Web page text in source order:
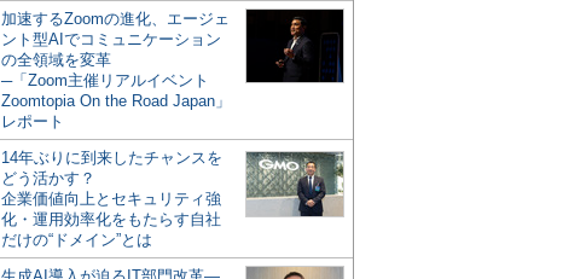
加速するZoomの進化、エージェ
ント型AIでコミュニケーション
の全領域を変革
─「Zoom主催リアルイベント
Zoomtopia On the Road Japan」
レポート
14年ぶりに到来したチャンスを
どう活かす？
企業価値向上とセキュリティ強
化・運用効率化をもたらす自社
だけの“ドメイン”とは